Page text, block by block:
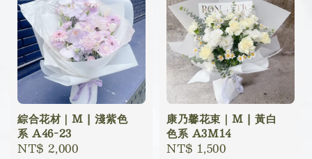
綜合花材｜M | 淺紫色
系 A46-23
Regular
NT$ 2,000
康乃馨花束｜M | 黃白
色系 A3M14
Regular
NT$ 1,500